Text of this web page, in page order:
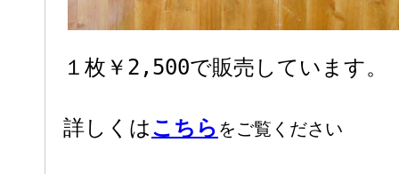
１枚￥2,500で販売しています。
詳しくはこちら をご覧ください